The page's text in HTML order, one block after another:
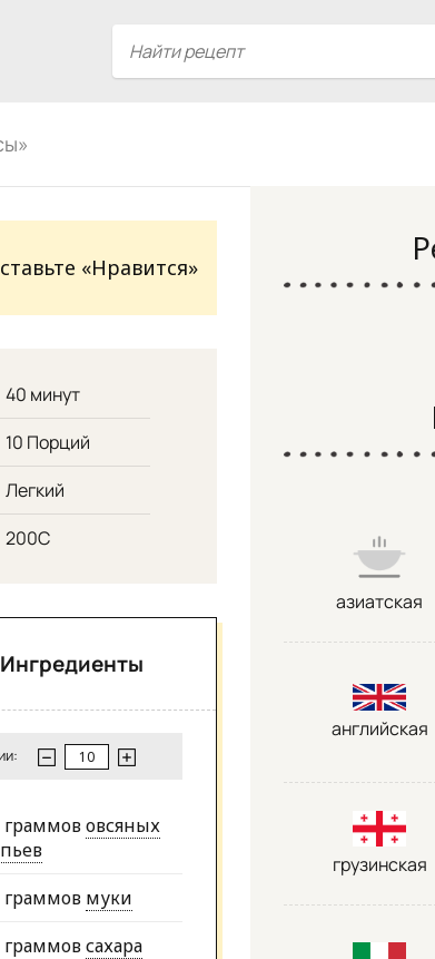
«Нравится»
40 минут
10 Порций
Легкий
200С
Ингредиенты
граммововсяных
граммов муки
граммовсахара
азиатская
английская
грузинская